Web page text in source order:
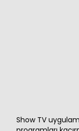
Show TV